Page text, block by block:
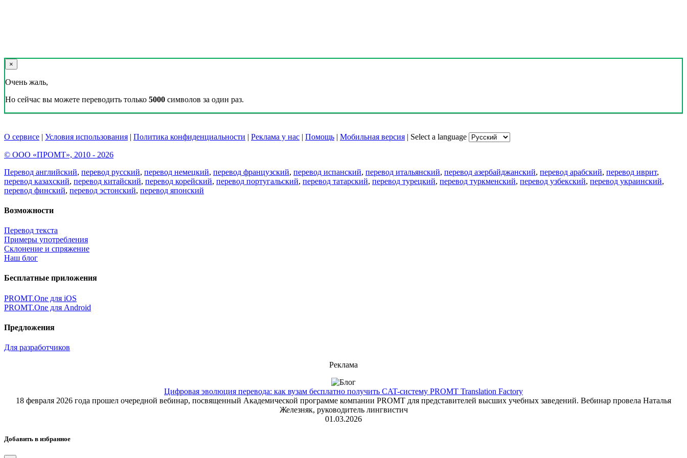
×
Очень жаль,
Но сейчас вы можете переводить только 5000 символов за один раз.
О сервисе | Условия использования | Политика конфиденциальности | Реклама у нас | Помощь | Мобильная версия | Select a language
© ООО «ПРОМТ», 2010 - 2026
Перевод английский, перевод русский, перевод немецкий, перевод французский, перевод испанский, перевод итальянский, перевод азербайджанский, перевод арабский, перевод иврит,
перевод казахский, перевод китайский, перевод корейский, перевод португальский, перевод татарский, перевод турецкий, перевод туркменский, перевод узбекский, перевод украинский,
перевод финский, перевод эстонский, перевод японский
Возможности
Перевод текста
Примеры употребления
Склонение и спряжение
Наш блог
Бесплатные приложения
PROMT.One для iOS
PROMT.One для Android
Предложения
Для разработчиков
Реклама
Цифровая эволюция перевода: как вузам бесплатно получить CAT-систему PROMT Translation Factory
18 февраля 2026 года прошел очередной вебинар, посвященный Академической программе компании PROMT для представителей высших учебных заведений. Вебинар провела Наталья
Железняк, руководитель лингвистич
01.03.2026
Добавить в избранное